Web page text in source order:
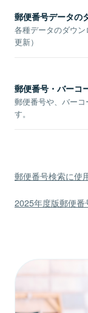
郵便番号データの
各種データのダウ
更新）
郵便番号・バーコ
郵便番号や、バー
す。
郵便番号検索に使
2025年度版郵便番